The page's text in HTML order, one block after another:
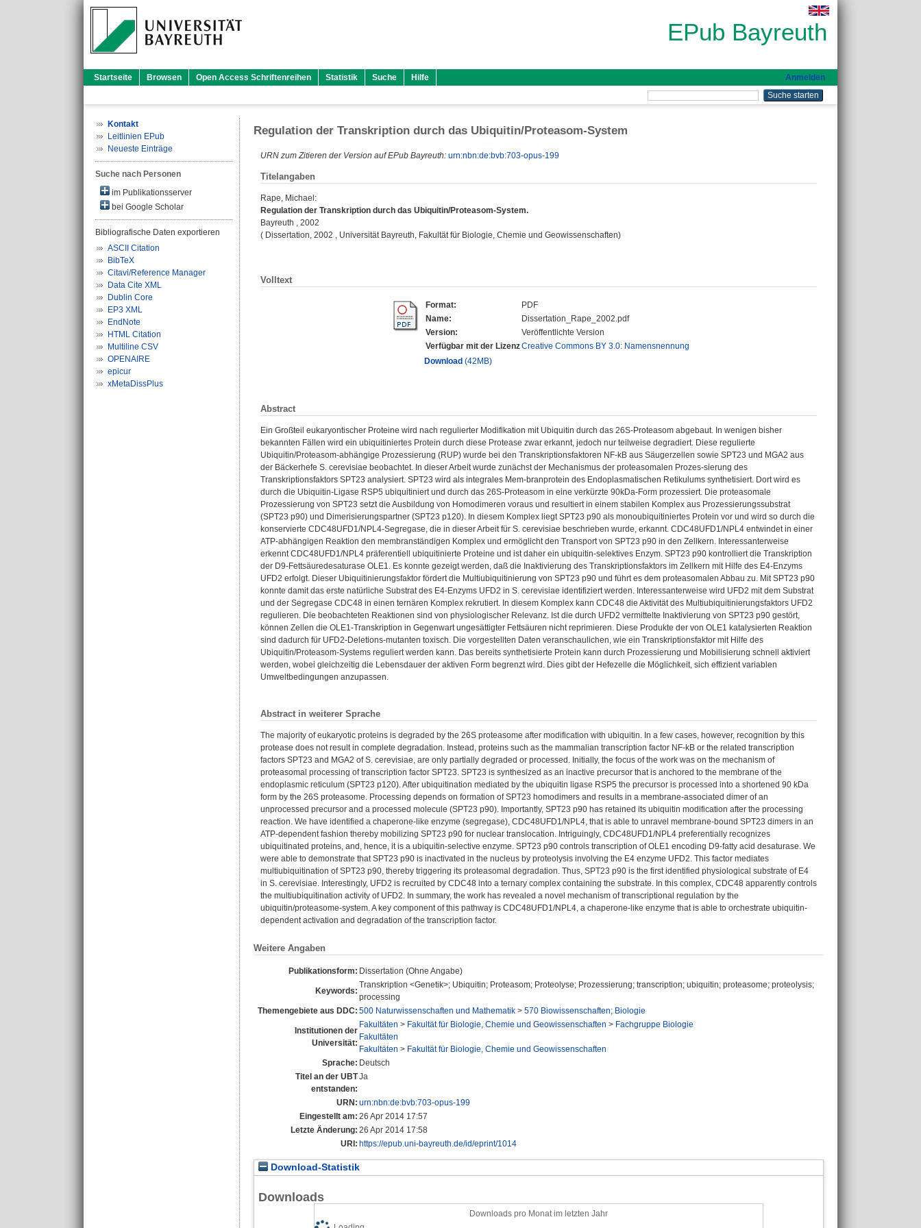
EPub Bayreuth
Startseite Browsen Open Access Schriftenreihen Statistik Suche Hilfe Anmelden
Kontakt
Leitlinien EPub
Neueste Einträge
Suche nach Personen
im Publikationsserver
bei Google Scholar
Bibliografische Daten exportieren
ASCII Citation
BibTeX
Citavi/Reference Manager
Data Cite XML
Dublin Core
EP3 XML
EndNote
HTML Citation
Multiline CSV
OPENAIRE
epicur
xMetaDissPlus
Regulation der Transkription durch das Ubiquitin/Proteasom-System
URN zum Zitieren der Version auf EPub Bayreuth: urn:nbn:de:bvb:703-opus-199
Titelangaben
Rape, Michael :
Regulation der Transkription durch das Ubiquitin/Proteasom-System.
Bayreuth , 2002
( Dissertation, 2002 , Universität Bayreuth, Fakultät für Biologie, Chemie und Geowissenschaften)
Volltext
Format:
PDF
Name:
Dissertation_Rape_2002.pdf
Version:
Veröffentlichte Version
Verfügbar mit der LizenzCreative Commons BY 3.0: Namensnennung
Download (42MB)
Abstract
Ein Großteil eukaryontischer Proteine wird nach regulierter Modifikation mit Ubiquitin durch das 26S-Proteasom abgebaut. In wenigen bisher
bekannten Fällen wird ein ubiquitiniertes Protein durch diese Protease zwar erkannt, jedoch nur teilweise degradiert. Diese regulierte
Ubiquitin/Proteasom-abhängige Prozessierung (RUP) wurde bei den Transkriptionsfaktoren NF-kB aus Säugerzellen sowie SPT23 und MGA2 aus
der Bäckerhefe S. cerevisiae beobachtet. In dieser Arbeit wurde zunächst der Mechanismus der proteasomalen Prozes-sierung des
Transkriptionsfaktors SPT23 analysiert. SPT23 wird als integrales Mem-branprotein des Endoplasmatischen Retikulums synthetisiert. Dort wird es
durch die Ubiquitin-Ligase RSP5 ubiquitiniert und durch das 26S-Proteasom in eine verkürzte 90kDa-Form prozessiert. Die proteasomale
Prozessierung von SPT23 setzt die Ausbildung von Homodimeren voraus und resultiert in einem stabilen Komplex aus Prozessierungssubstrat
(SPT23 p90) und Dimerisierungspartner (SPT23 p120). In diesem Komplex liegt SPT23 p90 als monoubiquitiniertes Protein vor und wird so durch die
konservierte CDC48UFD1/NPL4-Segregase, die in dieser Arbeit für S. cerevisiae beschrieben wurde, erkannt. CDC48UFD1/NPL4 entwindet in einer
ATP-abhängigen Reaktion den membranständigen Komplex und ermöglicht den Transport von SPT23 p90 in den Zellkern. Interessanterweise
erkennt CDC48UFD1/NPL4 präferentiell ubiquitinierte Proteine und ist daher ein ubiquitin-selektives Enzym. SPT23 p90 kontrolliert die Transkription
der D9-Fettsäuredesaturase OLE1. Es konnte gezeigt werden, daß die Inaktivierung des Transkriptionsfaktors im Zellkern mit Hilfe des E4-Enzyms
UFD2 erfolgt. Dieser Ubiquitinierungsfaktor fördert die Multiubiquitinierung von SPT23 p90 und führt es dem proteasomalen Abbau zu. Mit SPT23 p90
konnte damit das erste natürliche Substrat des E4-Enzyms UFD2 in S. cerevisiae identifiziert werden. Interessanterweise wird UFD2 mit dem Substrat
und der Segregase CDC48 in einen ternären Komplex rekrutiert. In diesem Komplex kann CDC48 die Aktivität des Multiubiquitinierungsfaktors UFD2
regulieren. Die beobachteten Reaktionen sind von physiologischer Relevanz. Ist die durch UFD2 vermittelte Inaktivierung von SPT23 p90 gestört,
können Zellen die OLE1-Transkription in Gegenwart ungesättigter Fettsäuren nicht reprimieren. Diese Produkte der von OLE1 katalysierten Reaktion
sind dadurch für UFD2-Deletions-mutanten toxisch. Die vorgestellten Daten veranschaulichen, wie ein Transkriptionsfaktor mit Hilfe des
Ubiquitin/Proteasom-Systems reguliert werden kann. Das bereits synthetisierte Protein kann durch Prozessierung und Mobilisierung schnell aktiviert
werden, wobei gleichzeitig die Lebensdauer der aktiven Form begrenzt wird. Dies gibt der Hefezelle die Möglichkeit, sich effizient variablen
Umweltbedingungen anzupassen.
Abstract in weiterer Sprache
The majority of eukaryotic proteins is degraded by the 26S proteasome after modification with ubiquitin. In a few cases, however, recognition by this
protease does not result in complete degradation. Instead, proteins such as the mammalian transcription factor NF-kB or the related transcription
factors SPT23 and MGA2 of S. cerevisiae, are only partially degraded or processed. Initially, the focus of the work was on the mechanism of
proteasomal processing of transcription factor SPT23. SPT23 is synthesized as an inactive precursor that is anchored to the membrane of the
endoplasmic reticulum (SPT23 p120). After ubiquitination mediated by the ubiquitin ligase RSP5 the precursor is processed into a shortened 90 kDa
form by the 26S proteasome. Processing depends on formation of SPT23 homodimers and results in a membrane-associated dimer of an
unprocessed precursor and a processed molecule (SPT23 p90). Importantly, SPT23 p90 has retained its ubiquitin modification after the processing
reaction. We have identified a chaperone-like enzyme (segregase), CDC48UFD1/NPL4, that is able to unravel membrane-bound SPT23 dimers in an
ATP-dependent fashion thereby mobilizing SPT23 p90 for nuclear translocation. Intriguingly, CDC48UFD1/NPL4 preferentially recognizes
ubiquitinated proteins, and, hence, it is a ubiquitin-selective enzyme. SPT23 p90 controls transcription of OLE1 encoding D9-fatty acid desaturase. We
were able to demonstrate that SPT23 p90 is inactivated in the nucleus by proteolysis involving the E4 enzyme UFD2. This factor mediates
multiubiquitination of SPT23 p90, thereby triggering its proteasomal degradation. Thus, SPT23 p90 is the first identified physiological substrate of E4
in S. cerevisiae. Interestingly, UFD2 is recruited by CDC48 into a ternary complex containing the substrate. In this complex, CDC48 apparently controls
the multiubiquitination activity of UFD2. In summary, the work has revealed a novel mechanism of transcriptional regulation by the
ubiquitin/proteasome-system. A key component of this pathway is CDC48UFD1/NPL4, a chaperone-like enzyme that is able to orchestrate ubiquitin-
dependent activation and degradation of the transcription factor.
Weitere Angaben
Publikationsform: Dissertation (Ohne Angabe)
Keywords:
Transkription <Genetik>; Ubiquitin; Proteasom; Proteolyse; Prozessierung; transcription; ubiquitin; proteasome; proteolysis;
processing
Themengebiete aus DDC: 500 Naturwissenschaften und Mathematik > 570 Biowissenschaften; Biologie
Institutionen der
Universität:
Fakultäten > Fakultät für Biologie, Chemie und Geowissenschaften > Fachgruppe Biologie
Fakultäten
Fakultäten > Fakultät für Biologie, Chemie und Geowissenschaften
Sprache: Deutsch
Titel an der UBT
entstanden:
Ja
URN: urn:nbn:de:bvb:703-opus-199
Eingestellt am: 26 Apr 2014 17:57
Letzte Änderung: 26 Apr 2014 17:58
URI: https://epub.uni-bayreuth.de/id/eprint/1014
Download-Statistik
Downloads
Downloads pro Monat im letzten Jahr